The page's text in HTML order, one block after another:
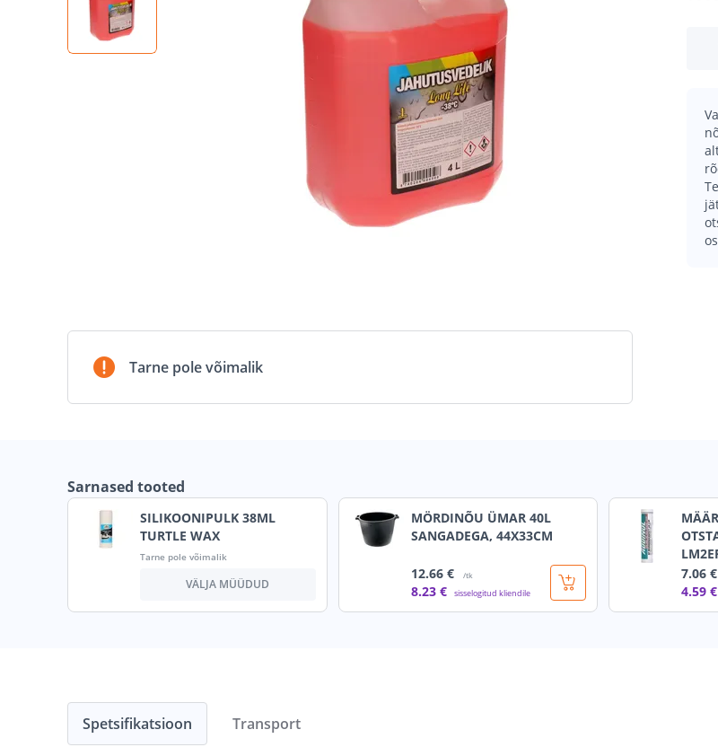
Tarne pole võimalik
Sarnased tooted
SILIKOONIPULK 38ML
TURTLE WAX
Tarne pole võimalik
VÄLJA MÜÜDUD
MÖRDINÕU ÜMAR 40L
SANGADEGA, 44X33CM
12.66 € /tk
8.23 € sisselogitud kliendile
7.06 €
4.59 €
Spetsifikatsioon Transport